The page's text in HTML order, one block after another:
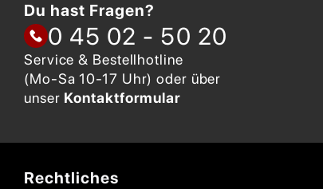
Du hast Fragen?
0 45 02 - 50 20
Service & Bestellhotline
(Mo-Sa 10-17 Uhr) oder über
unser Kontaktformular
Rechtliches